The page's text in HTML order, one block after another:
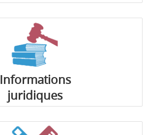
Informations
juridiques